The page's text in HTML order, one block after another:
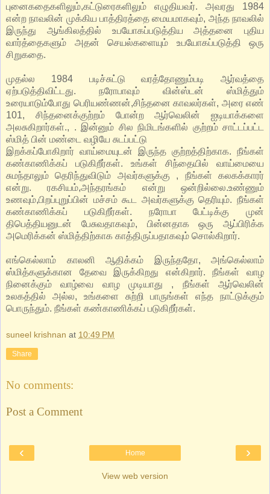
புனைகதைகளிலும்,கட்டுரைகளிலும் எழுதியவர். அவரது 1984
என்ற நாவலின் முக்கிய பாத்திரத்தை மையமாகவும், அந்த நாவலில்
இருந்து ஆங்கிலத்தில் உபயோகப்படுத்திய அத்தனை புதிய
வார்த்தைகளும் அதன் செயல்களையும் உபயோகப்படுத்தி ஒரு
சிறுகதை.
முதல்ல 1984 படிச்சுட்டு வரத்தோணும்படி ஆர்வத்தை
ஏற்படுத்திவிட்டது. நரோபாவும் வின்ஸ்டன் ஸ்மித்தும்
உரையாடும்போது பெரியண்ணன்,சிந்தனை காவலர்கள், அரை எண்
101, சிந்தனைக்குற்றம் போன்ற ஆர்வெலின் ஐடியாக்களை
அலசுகிறார்கள்., . இன்னும் சில நிமிடங்களில் குற்றம் சாட்டப்பட்ட
ஸ்மித் பின் மண்டை வழியே சுடப்பட்டு
இறக்கப்போகிறார் வாய்மையுடன் இருந்த குற்றத்திற்காக. நீங்கள்
கண்காணிக்கப் படுகிறீர்கள். உங்கள் சிந்தையில் வாய்மையை
சுமந்தாலும் தெரிந்துவிடும் அவர்களுக்கு , நீங்கள் கலகக்காரர்
என்று. ரகசியம்,அந்தரங்கம் என்று ஒன்றில்லை.உண்ணும்
உணவும்,பிறப்புறுப்பின் மச்சம் கூட அவர்களுக்கு தெரியும். நீங்கள்
கண்காணிக்கப் படுகிறீர்கள். நரோபா பேட்டிக்கு முன்
திபெத்தியனுடன் பேசுவதாகவும், பின்னதாக ஒரு ஆப்பிரிக்க
அமெரிக்கன் ஸ்மித்திற்காக காத்திருப்பதாகவும் சொல்கிறார்.
எங்கெல்லாம் காலனி ஆதிக்கம் இருந்ததோ, அங்கெல்லாம்
ஸ்மித்களுக்கான தேவை இருக்கிறது என்கிறார். நீங்கள் வாழ
நினைக்கும் வாழ்வை வாழ முடியாது , நீங்கள் ஆர்வெலின்
உலகத்தில் அல்ல, உங்களை சுற்றி பாருங்கள் எந்த நாட்டுக்கும்
பொருந்தும். நீங்கள் கண்காணிக்கப் படுகிறீர்கள்.
suneel krishnan at 10:49 PM
Share
No comments:
Post a Comment
‹ ›
Home
View web version